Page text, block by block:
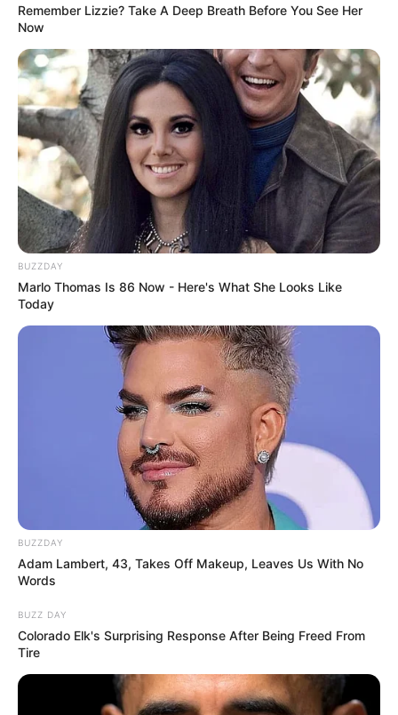
Kekayaan bersihnya sekitar 1 juta-2 juta dollar atau 16 miliar-32
miliar rupiah.
Apa kewarganegaraannya?
Kewarganegaraannya adalah Amerika Serikat.
TAGS ASHLEY KOLFAGE ASHLEYK HAWAII BINTANG ONLYFANS
MODEL
PENGUSAHA
SELEBGRAM SELEBRITI MANCANEGARA TIKTOKER
Remember Lizzie? Take A Deep Breath Before You See Her
Now
BUZZDAY
Marlo Thomas Is 86 Now - Here's What She Looks Like
Today
BUZZDAY
Adam Lambert, 43, Takes Off Makeup, Leaves Us With No
Words
BUZZ DAY
Colorado Elk's Surprising Response After Being Freed From
Tire